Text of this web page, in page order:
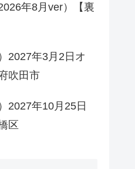
年8月ver）【裏
2027年3月2日オ
吹田市
2027年10月25日
区